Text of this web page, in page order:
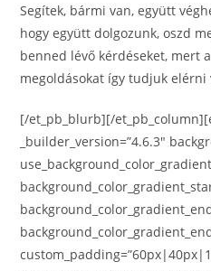
Segítek, bármi van, együtt
hogy együtt dolgozunk, oszd
benned lévő kérdéseket, mert
megoldásokat így tudjuk elérni
[/et_pb_blurb][/
_builder_version=”4.6.3″